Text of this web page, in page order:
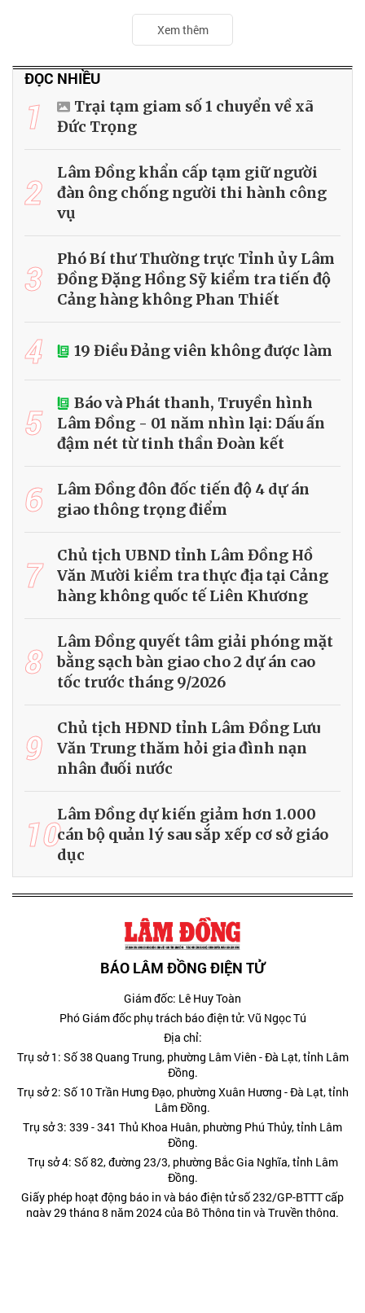
Xem thêm
ĐỌC NHIỀU
1
Trại tạm giam số 1 chuyển về xã
Đức Trọng
2
Lâm Đồng khẩn cấp tạm giữ người
đàn ông chống người thi hành công
vụ
3
Phó Bí thư Thường trực Tỉnh ủy Lâm
Đồng Đặng Hồng Sỹ kiểm tra tiến độ
Cảng hàng không Phan Thiết
4 19 Điều Đảng viên không được làm
5
Báo và Phát thanh, Truyền hình
Lâm Đồng - 01 năm nhìn lại: Dấu ấn
đậm nét từ tinh thần Đoàn kết
6
Lâm Đồng đôn đốc tiến độ 4 dự án
giao thông trọng điểm
7
Chủ tịch UBND tỉnh Lâm Đồng Hồ
Văn Mười kiểm tra thực địa tại Cảng
hàng không quốc tế Liên Khương
8
Lâm Đồng quyết tâm giải phóng mặt
bằng sạch bàn giao cho 2 dự án cao
tốc trước tháng 9/2026
9
Chủ tịch HĐND tỉnh Lâm Đồng Lưu
Văn Trung thăm hỏi gia đình nạn
nhân đuối nước
10Lâm Đồng dự kiến giảm hơn 1.000
cán bộ quản lý sau sắp xếp cơ sở giáo
dục
BÁO LÂM ĐỒNG ĐIỆN TỬ
Giám đốc: Lê Huy Toàn
Phó Giám đốc phụ trách báo điện tử: Vũ Ngọc Tú
Địa chỉ:
Trụ sở 1: Số 38 Quang Trung, phường Lâm Viên - Đà Lạt, tỉnh Lâm
Đồng.
Trụ sở 2: Số 10 Trần Hưng Đạo, phường Xuân Hương - Đà Lạt, tỉnh
Lâm Đồng.
Trụ sở 3: 339 - 341 Thủ Khoa Huân, phường Phú Thủy, tỉnh Lâm
Đồng.
Trụ sở 4: Số 82, đường 23/3, phường Bắc Gia Nghĩa, tỉnh Lâm
Đồng.
Giấy phép hoạt động báo in và báo điện tử số 232/GP-BTTT cấp
ngày 29 tháng 8 năm 2024 của Bộ Thông tin và Truyền thông.